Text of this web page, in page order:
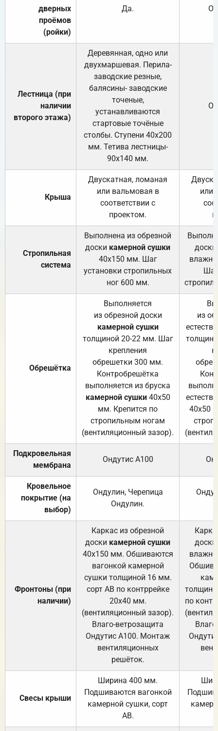
дверных
проёмов
(ройки)
Да.
Лестница (при
наличии
второго этажа)
Деревянная, одно или
двухмаршевая. Перила-
заводские резные,
балясины- заводские
точеные,
устанавливаются
стартовые точёные
столбы. Ступени 40х200
мм. Тетива лестницы-
90х140 мм.
Крыша
Двускатная, ломаная
или вальмовая в
соответствии с
проектом.
или
Стропильная
система
Выполнена из обрезной
доски камерной сушки
40х150 мм. Шаг
установки стропильных
ног 600 мм.
доски
Обрешётка
Выполняется
из обрезной доски
камерной сушки
толщиной 20-22 мм. Шаг
крепления
обрешетки 300 мм.
Контробрешётка
выполняется из бруска
камерной сушки40х50
мм. Крепится по
стропильным ногам
(вентиляционный зазор).
из
40х50
Подкровельная
мембрана
Ондутис А100
Кровельное
покрытие (на
выбор)
Ондулин, Черепица
Ондулин.
Фронтоны (при
наличии)
Каркас из обрезной
доски камерной сушки
40х150 мм. Обшиваются
вагонкой камерной
сушки толщиной 16 мм.
сорт АВ по контррейке
20х40 мм.
(вентиляционный зазор).
Влаго-ветрозащита
Ондутис А100. Монтаж
вентиляционных
решёток.
доски
по
Свесы крыши
Ширина 400 мм.
Подшиваются вагонкой
камерной сушки, сорт
АВ.